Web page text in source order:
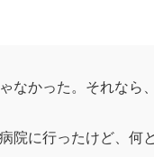
なかった。それなら
院に行ったけど、何